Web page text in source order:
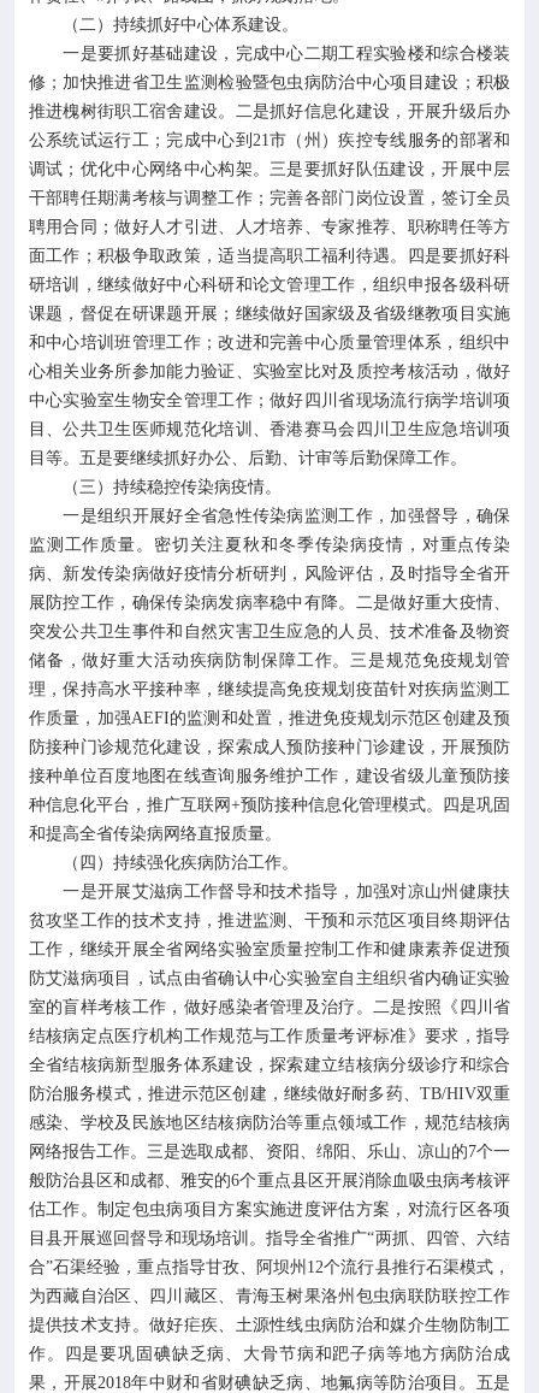
（二）持续抓好中心体系建设。
一是要抓好基础建设，完成中心二期工程实验楼和综合楼装
修；加快推进省卫生监测检验暨包虫病防治中心项目建设；积极
推进槐树街职工宿舍建设。二是抓好信息化建设，开展升级后办
公系统试运行工；完成中心到21市（州）疾控专线服务的部署和
调试；优化中心网络中心构架。三是要抓好队伍建设，开展中层
干部聘任期满考核与调整工作；完善各部门岗位设置，签订全员
聘用合同；做好人才引进、人才培养、专家推荐、职称聘任等方
面工作；积极争取政策，适当提高职工福利待遇。四是要抓好科
研培训，继续做好中心科研和论文管理工作，组织申报各级科研
课题，督促在研课题开展；继续做好国家级及省级继教项目实施
和中心培训班管理工作；改进和完善中心质量管理体系，组织中
心相关业务所参加能力验证、实验室比对及质控考核活动，做好
中心实验室生物安全管理工作；做好四川省现场流行病学培训项
目、公共卫生医师规范化培训、香港赛马会四川卫生应急培训项
目等。五是要继续抓好办公、后勤、计审等后勤保障工作。
（三）持续稳控传染病疫情。
一是组织开展好全省急性传染病监测工作，加强督导，确保
监测工作质量。密切关注夏秋和冬季传染病疫情，对重点传染
病、新发传染病做好疫情分析研判，风险评估，及时指导全省开
展防控工作，确保传染病发病率稳中有降。二是做好重大疫情、
突发公共卫生事件和自然灾害卫生应急的人员、技术准备及物资
储备，做好重大活动疾病防制保障工作。三是规范免疫规划管
理，保持高水平接种率，继续提高免疫规划疫苗针对疾病监测工
作质量，加强AEFI的监测和处置，推进免疫规划示范区创建及预
防接种门诊规范化建设，探索成人预防接种门诊建设，开展预防
接种单位百度地图在线查询服务维护工作，建设省级儿童预防接
种信息化平台，推广互联网+预防接种信息化管理模式。四是巩固
和提高全省传染病网络直报质量。
（四）持续强化疾病防治工作。
一是开展艾滋病工作督导和技术指导，加强对凉山州健康扶
贫攻坚工作的技术支持，推进监测、干预和示范区项目终期评估
工作，继续开展全省网络实验室质量控制工作和健康素养促进预
防艾滋病项目，试点由省确认中心实验室自主组织省内确证实验
室的盲样考核工作，做好感染者管理及治疗。二是按照《四川省
结核病定点医疗机构工作规范与工作质量考评标准》要求，指导
全省结核病新型服务体系建设，探索建立结核病分级诊疗和综合
防治服务模式，推进示范区创建，继续做好耐多药、TB/HIV双重
感染、学校及民族地区结核病防治等重点领域工作，规范结核病
网络报告工作。三是选取成都、资阳、绵阳、乐山、凉山的7个一
般防治县区和成都、雅安的6个重点县区开展消除血吸虫病考核评
估工作。制定包虫病项目方案实施进度评估方案，对流行区各项
目县开展巡回督导和现场培训。指导全省推广“两抓、四管、六结
合”石渠经验，重点指导甘孜、阿坝州12个流行县推行石渠模式，
为西藏自治区、四川藏区、青海玉树果洛州包虫病联防联控工作
提供技术支持。做好疟疾、土源性线虫病防治和媒介生物防制工
作。四是要巩固碘缺乏病、大骨节病和跁子病等地方病防治成
果，开展2018年中财和省财碘缺乏病、地氟病等防治项目。五是